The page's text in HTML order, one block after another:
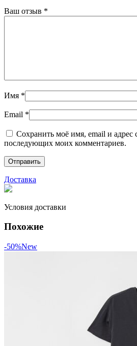
Ваш отзыв *
Имя *
Email *
Сохранить моё имя, email и адрес
последующих моих комментариев.
Доставка
Условия доставки
Похожие
-50%New